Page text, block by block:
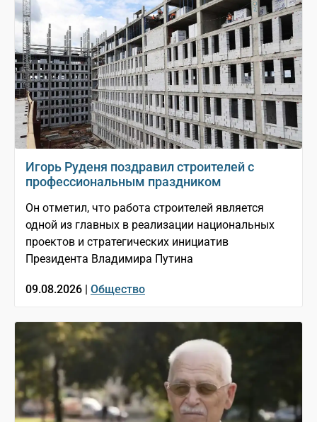
Игорь Руденя поздравил строителей с
профессиональным праздником
Он отметил, что работа строителей является
одной из главных в реализации национальных
проектов и стратегических инициатив
Президента Владимира Путина
09.08.2026 | Общество